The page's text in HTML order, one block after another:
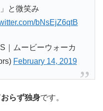
と微笑み
bNsEjZ6qtB
｜ムービーウォーカ
February 14, 2019
らず独身です。